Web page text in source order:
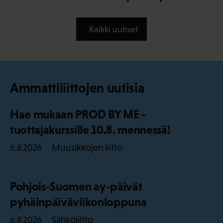
Kaikki uutiset
Ammattiliittojen uutisia
Hae mukaan PROD BY ME -
tuottajakurssille 10.8. mennessä!
6.8.2026 Muusikkojen liitto
Pohjois-Suomen ay-päivät
pyhäinpäiväviikonloppuna
6.8.2026 Sähköliitto